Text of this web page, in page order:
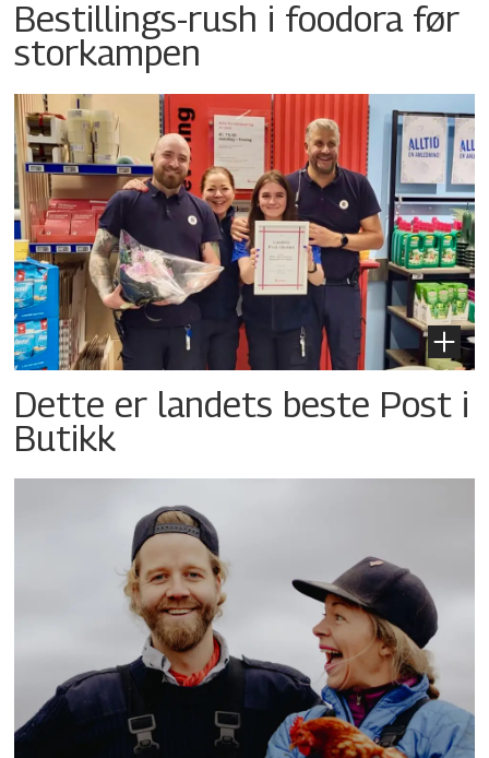
Bestillings-rush i foodora før
storkampen
Dette er landets beste Post i
Butikk